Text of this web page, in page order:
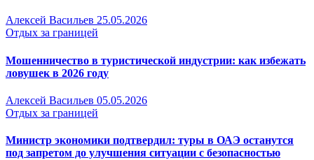
Алексей Васильев 25.05.2026
Отдых за границей
Мошенничество в туристической индустрии: как избежать
ловушек в 2026 году
Алексей Васильев 05.05.2026
Отдых за границей
Министр экономики подтвердил: туры в ОАЭ останутся
под запретом до улучшения ситуации с безопасностью